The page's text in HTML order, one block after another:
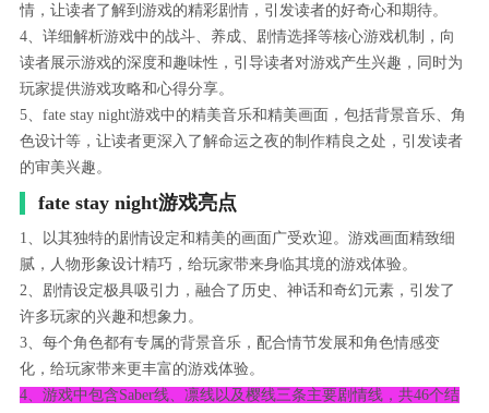
情，让读者了解到游戏的精彩剧情，引发读者的好奇心和期待。
4、详细解析游戏中的战斗、养成、剧情选择等核心游戏机制，向
读者展示游戏的深度和趣味性，引导读者对游戏产生兴趣，同时为
玩家提供游戏攻略和心得分享。
5、fate stay night游戏中的精美音乐和精美画面，包括背景音乐、角
色设计等，让读者更深入了解命运之夜的制作精良之处，引发读者
的审美兴趣。
fate stay night游戏亮点
1、以其独特的剧情设定和精美的画面广受欢迎。游戏画面精致细
腻，人物形象设计精巧，给玩家带来身临其境的游戏体验。
2、剧情设定极具吸引力，融合了历史、神话和奇幻元素，引发了
许多玩家的兴趣和想象力。
3、每个角色都有专属的背景音乐，配合情节发展和角色情感变
化，给玩家带来更丰富的游戏体验。
4、游戏中包含Saber线、凛线以及樱线三条主要剧情线，共46个结